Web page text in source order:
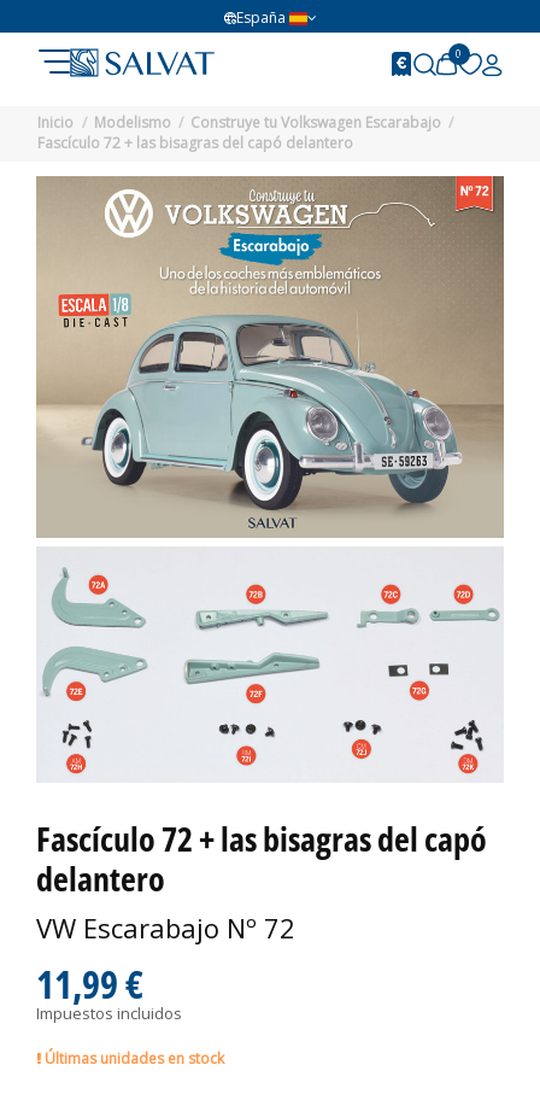
España
0
Inicio Modelismo
Construye tu Volkswagen Escarabajo
Fascículo 72 + las bisagras del capó delantero
Fascículo 72 + las bisagras del capó
delantero
VW Escarabajo Nº 72
11,99 €
Impuestos incluidos
Últimas unidades en stock